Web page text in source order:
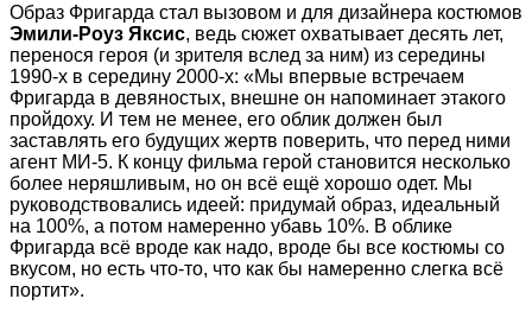
Образ Фригарда стал вызовом и для дизайнера костюмов
Эмили-Роуз Яксис, ведь сюжет охватывает десять лет,
перенося героя (и зрителя вслед за ним) из середины
1990-х в середину 2000-х: «Мы впервые встречаем
Фригарда в девяностых, внешне он напоминает этакого
пройдоху. И тем не менее, его облик должен был
заставлять его будущих жертв поверить, что перед ними
агент MИ-5. К концу фильма герой становится несколько
более неряшливым, но он всё ещё хорошо одет. Мы
руководствовались идеей: придумай образ, идеальный
на 100%, а потом намеренно убавь 10%. В облике
Фригарда всё вроде как надо, вроде бы все костюмы со
вкусом, но есть что-то, что как бы намеренно слегка всё
портит».